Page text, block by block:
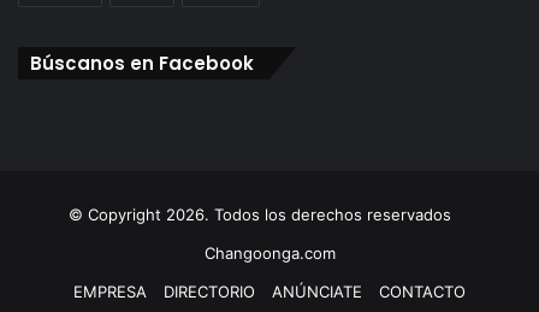
Búscanos en Facebook
© Copyright 2026. Todos los derechos reservados
Changoonga.com
EMPRESA
DIRECTORIO ANÚNCIATE CONTACTO